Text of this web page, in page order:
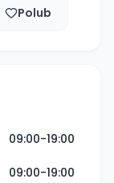
Polub
09:00-19:00
09:00-19:00